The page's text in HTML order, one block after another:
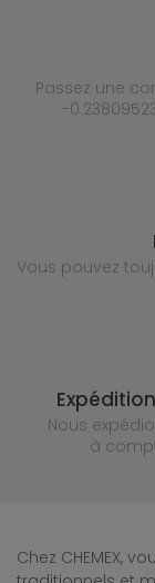
Passez une
-
Vous pouvez
Nous
à
Chez CHEMEX,